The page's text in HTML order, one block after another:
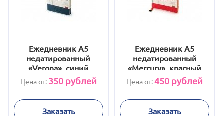
Ежедневник А5
недатированный
«Verona», синий
Цена от: 350рублей
Заказать
Ежедневник А5
недатированный
«Mercury», красный
Цена от:450 рублей
Заказать